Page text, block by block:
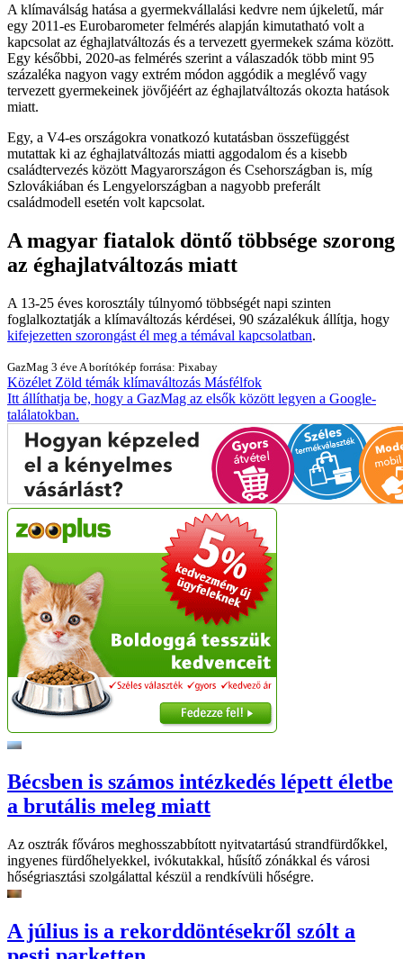
A klímaválság hatása a gyermekvállalási kedvre nem újkeletű, már
egy 2011-es Eurobarometer felmérés alapján kimutatható volt a
kapcsolat az éghajlatváltozás és a tervezett gyermekek száma között.
Egy későbbi, 2020-as felmérés szerint a válaszadók több mint 95
százaléka nagyon vagy extrém módon aggódik a meglévő vagy
tervezett gyermekeinek jövőjéért az éghajlatváltozás okozta hatások
miatt.
Egy, a V4-es országokra vonatkozó kutatásban összefüggést
mutattak ki az éghajlatváltozás miatti aggodalom és a kisebb
családtervezés között Magyarországon és Csehországban is, míg
Szlovákiában és Lengyelországban a nagyobb preferált
családmodell esetén volt kapcsolat.
A magyar fiatalok döntő többsége szorong
az éghajlatváltozás miatt
A 13-25 éves korosztály túlnyomó többségét napi szinten
foglalkoztatják a klímaváltozás kérdései, 90 százalékuk állítja, hogy
kifejezetten szorongást él meg a témával kapcsolatban.
GazMag 3 éve A borítókép forrása: Pixabay
Közélet Zöld témák klímaváltozás Másfélfok
Itt állíthatja be, hogy a GazMag az elsők között legyen a Google-
találatokban.
Bécsben is számos intézkedés lépett életbe
a brutális meleg miatt
Az osztrák főváros meghosszabbított nyitvatartású strandfürdőkkel,
ingyenes fürdőhelyekkel, ivókutakkal, hűsítő zónákkal és városi
hőségriasztási szolgálattal készül a rendkívüli hőségre.
A július is a rekorddöntésekről szólt a